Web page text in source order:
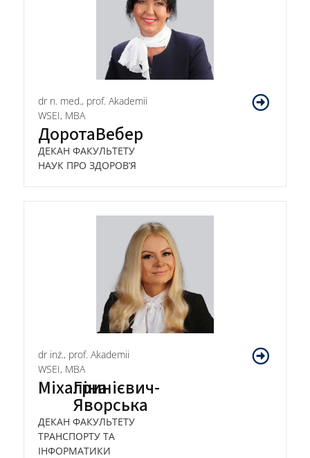
dr n. med., prof. Akademii
WSEI, MBA
ДоротаВебер
ДЕКАН ФАКУЛЬТЕТУ
НАУК ПРО ЗДОРОВ’Я
dr inż., prof. Akademii
WSEI, MBA
МіхалінаГринієвич-
Яворська
ДЕКАН ФАКУЛЬТЕТУ
ТРАНСПОРТУ ТА
ІНФОРМАТИКИ